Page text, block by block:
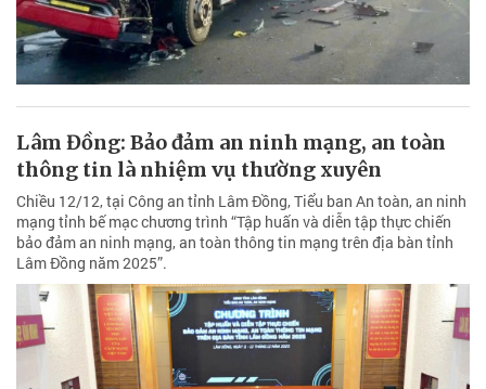
Lâm Đồng: Bảo đảm an ninh mạng, an toàn
thông tin là nhiệm vụ thường xuyên
Chiều 12/12, tại Công an tỉnh Lâm Đồng, Tiểu ban An toàn, an ninh
mạng tỉnh bế mạc chương trình “Tập huấn và diễn tập thực chiến
bảo đảm an ninh mạng, an toàn thông tin mạng trên địa bàn tỉnh
Lâm Đồng năm 2025”.